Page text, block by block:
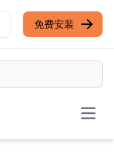
免费安装